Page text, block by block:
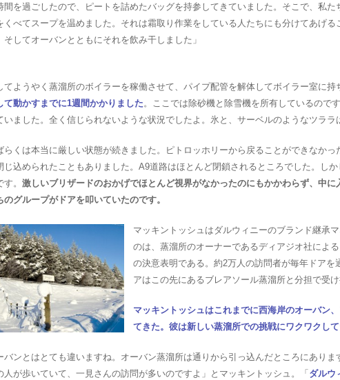
間を過ごしたので、ピートを詰めたバッグを持参してきていました。そこで、私た
くべてスープを温めました。それは霜取り作業をしている人たちにも分けてあげる
そしてオーバンとともにそれを飲み干しました」
てようやく蒸溜所のボイラーを稼働させて、パイプ配管を解体してボイラー室に持
て動かすまでに1週間かかりました 。ここでは除砂機と除雪機を所有しているので
いました。全く信じられないような状況でしたよ。氷と、サーベルのようなツララ
らくは本当に厳しい状態が続きました。ピトロッホリーから戻ることができなか
じ込められたこともありました。A9道路はほとんど閉鎖されるところでした。し
。 激しいブリザードのおかげでほとんど視界がなかったのにもかかわらず、中
のグループがドアを叩いていたのです。
マッキントッシュはダルウィニーのブランド継承
のは、蒸溜所のオーナーであるディアジオ社によ
の決意表明である。約2万人の訪問者が毎年ドア
アはこの先にあるブレアソール蒸溜所と分担で受け
マッキントッシュはこれまでに西海岸のオーバン
てきた。彼は新しい蒸溜所での挑戦にワクワクして
バンとはとても違いますね。オーバン蒸溜所は通りから引っ込んだところにあり
人が歩いていて、一見さんの訪問が多いのですよ」とマッキントッシュ。「ダルウ